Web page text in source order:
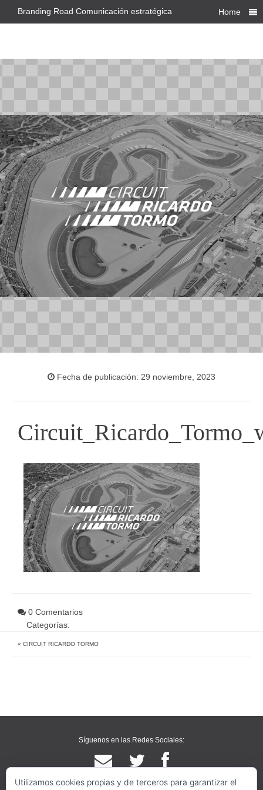
Branding Road Comunicación estratégica Home
Fecha de publicación: 29 noviembre, 2023
0 Comentarios
Categorías:
« CIRCUIT RICARDO TORMO
Síguenos en las Redes Sociales:
Utilizamos cookies propias y de terceros para garantizar el